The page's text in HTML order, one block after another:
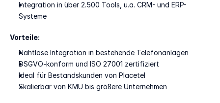
Integration in über 2.500 Tools, u.a. CRM- und ERP-
Systeme
Vorteile:
Nahtlose Integration in bestehende Telefonanlagen
DSGVO-konform und ISO 27001 zertifiziert
Ideal für Bestandskunden von Placetel
Skalierbar von KMU bis größere Unternehmen